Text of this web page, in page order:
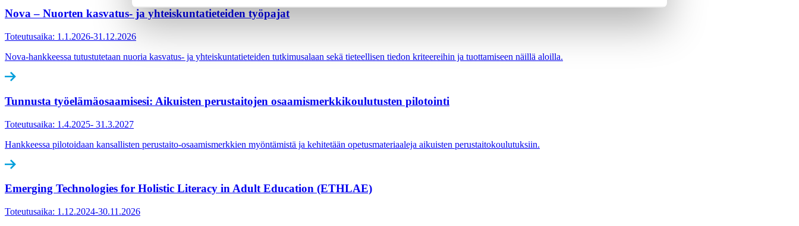
Nova – Nuorten kasvatus- ja yhteiskuntatieteiden työpajat
Toteutusaika: 1.1.2026-31.12.2026
Nova-hankkeessa tutustutetaan nuoria kasvatus- ja yhteiskuntatieteiden tutkimusalaan sekä tieteellisen tiedon kriteereihin ja tuottamiseen näillä aloilla.
Tunnusta työelämäosaamisesi: Aikuisten perustaitojen osaamismerkkikoulutus­ten pilotointi
Toteutusaika: 1.4.2025- 31.3.2027
Hankkeessa pilotoidaan kansallisten perustaito-osaamismerkkien myöntämistä ja kehitetään opetusmateriaaleja aikuisten perustaitokoulutuksiin.
Emerging Technologies for Holistic Literacy in Adult Education (ETHLAE)
Toteutusaika: 1.12.2024-30.11.2026